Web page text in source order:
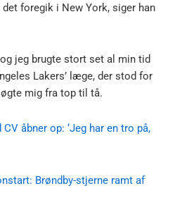
foregik i New York, siger han
jeg brugte stort set al min tid
Lakers’ læge, der stod for
mig fra top til tå.
åbner op: ‘Jeg har en tro på,
Brøndby-stjerne ramt af